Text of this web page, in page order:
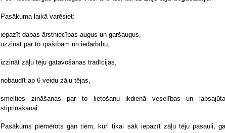
Pasākuma laikā varēsiet:
iepazīt dabas ārstniecības augus un garšaugus,
uzzināt par to īpašībām un iedarbību,
izzināt zāļu tēju gatavošanas tradīcijas,
nobaudīt ap 6 veidu zāļu tējas,
smelties zināšanas par to lietošanu ikdienā veselības un
stiprināšanai.
Pasākums piemērots gan tiem, kuri tikai sāk iepazīt zāļu tēju pasauli,